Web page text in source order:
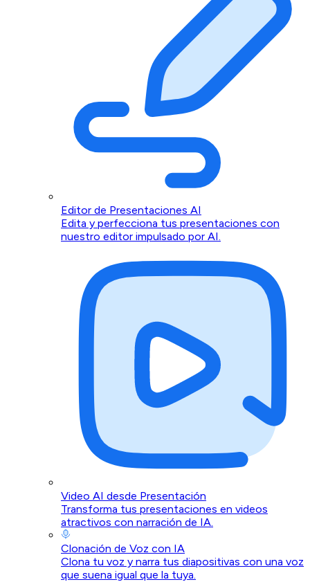
Editor de Presentaciones AI
Edita y perfecciona tus presentaciones con
nuestro editor impulsado por AI.
Video AI desde Presentación
Transforma tus presentaciones en videos
atractivos con narración de IA.
Clonación de Voz con IA
Clona tu voz y narra tus diapositivas con una voz
que suena igual que la tuya.